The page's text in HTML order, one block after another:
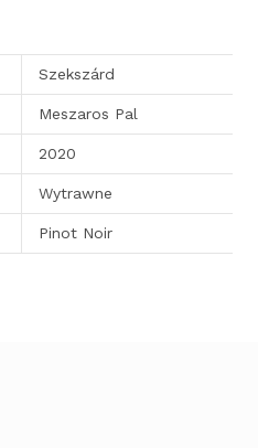
Szekszárd
Meszaros Pal
2020
Wytrawne
Pinot Noir